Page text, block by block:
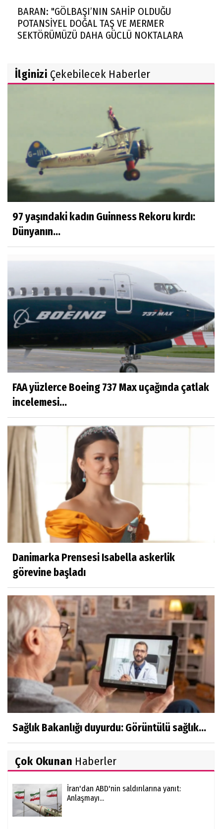
BARAN: "GÖLBAŞI’NIN SAHİP OLDUĞU
POTANSİYEL DOĞAL TAŞ VE MERMER
SEKTÖRÜMÜZÜ DAHA GÜÇLÜ NOKTALARA
Rekabet Kurumu market zincirinin devrine
'koşullu izin' verdi
Trendyol 1. Lig'de yeni sezon başlıyor
İlginizi Çekebilecek Haberler
97 yaşındaki kadın Guinness Rekoru kırdı:
Dünyanın...
FAA yüzlerce Boeing 737 Max uçağında çatlak
incelemesi...
Danimarka Prensesi Isabella askerlik
görevine başladı
Sağlık Bakanlığı duyurdu: Görüntülü sağlık...
Çok Okunan Haberler
İran'dan ABD'nin saldırılarına yanıt:
Anlaşmayı...